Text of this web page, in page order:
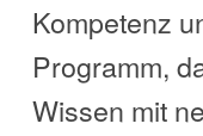
Kompetenz
Programm,
Wissen mit